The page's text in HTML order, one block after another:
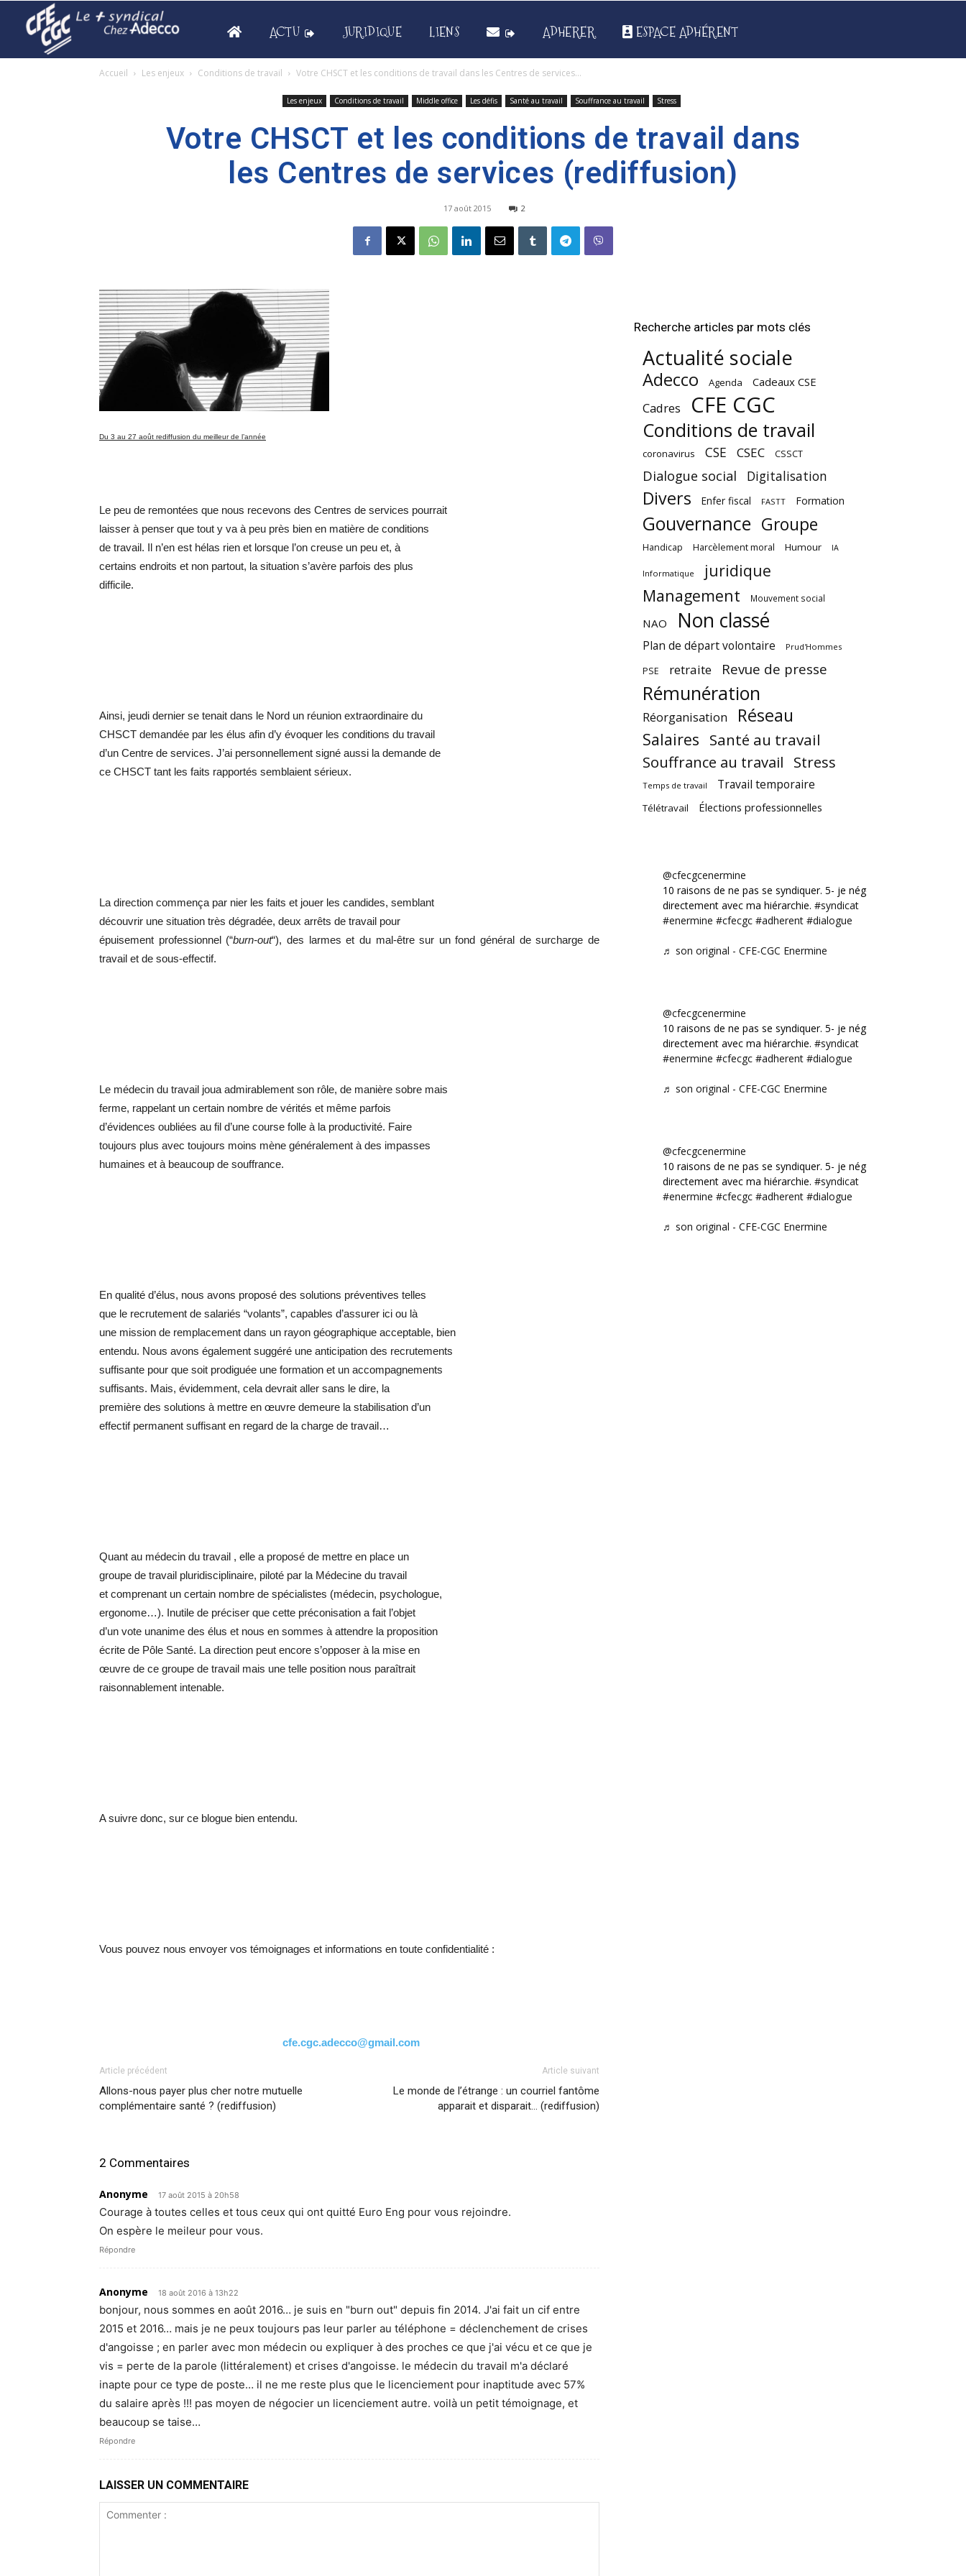
ACTU JURIDIQUE LIENS ADHERER ESPACE ADHÉRENT
Accueil Les enjeux Conditions de travail Votre CHSCT et les conditions de travail dans les Centres de services...
Les enjeux Conditions de travail Middle office Les défis Santé au travail Souffrance au travail Stress
Votre CHSCT et les conditions de travail dans
les Centres de services (rediffusion)
17 août 2015 2
Du 3 au 27 août rediffusion du meilleur de l’année
Le peu de remontées que nous recevons des Centres de services pourrait
laisser à penser que tout y va à peu près bien en matière de conditions
de travail. Il n’en est hélas rien et lorsque l’on creuse un peu et, à
certains endroits et non partout, la situation s’avère parfois des plus
difficile.
Ainsi, jeudi dernier se tenait dans le Nord un réunion extraordinaire du
CHSCT demandée par les élus afin d’y évoquer les conditions du travail
d’un Centre de services. J’ai personnellement signé aussi la demande de
ce CHSCT tant les faits rapportés semblaient sérieux.
La direction commença par nier les faits et jouer les candides, semblant
découvrir une situation très dégradée, deux arrêts de travail pour
épuisement professionnel (“burn-out“), des larmes et du mal-être sur un fond général de surcharge de
travail et de sous-effectif.
Le médecin du travail joua admirablement son rôle, de manière sobre mais
ferme, rappelant un certain nombre de vérités et même parfois
d’évidences oubliées au fil d’une course folle à la productivité. Faire
toujours plus avec toujours moins mène généralement à des impasses
humaines et à beaucoup de souffrance.
En qualité d’élus, nous avons proposé des solutions préventives telles
que le recrutement de salariés “volants”, capables d’assurer ici ou là
une mission de remplacement dans un rayon géographique acceptable, bien
entendu. Nous avons également suggéré une anticipation des recrutements
suffisante pour que soit prodiguée une formation et un accompagnements
suffisants. Mais, évidemment, cela devrait aller sans le dire, la
première des solutions à mettre en œuvre demeure la stabilisation d’un
effectif permanent suffisant en regard de la charge de travail…
Quant au médecin du travail , elle a proposé de mettre en place un
groupe de travail pluridisciplinaire, piloté par la Médecine du travail
et comprenant un certain nombre de spécialistes (médecin, psychologue,
ergonome…). Inutile de préciser que cette préconisation a fait l’objet
d’un vote unanime des élus et nous en sommes à attendre la proposition
écrite de Pôle Santé. La direction peut encore s’opposer à la mise en
œuvre de ce groupe de travail mais une telle position nous paraîtrait
raisonnablement intenable.
A suivre donc, sur ce blogue bien entendu.
Vous pouvez nous envoyer vos témoignages et informations en toute confidentialité :
cfe.cgc.adecco@gmail.com
Article précédent
Allons-nous payer plus cher notre mutuelle
complémentaire santé ? (rediffusion)
Article suivant
Le monde de l’étrange : un courriel fantôme
apparait et disparait… (rediffusion)
2 Commentaires
Anonyme 17 août 2015 à 20h58
Courage à toutes celles et tous ceux qui ont quitté Euro Eng pour vous rejoindre.
On espère le meileur pour vous.
Répondre
Anonyme 18 août 2016 à 13h22
bonjour, nous sommes en août 2016… je suis en "burn out" depuis fin 2014. J'ai fait un cif entre
2015 et 2016… mais je ne peux toujours pas leur parler au téléphone = déclenchement de crises
d'angoisse ; en parler avec mon médecin ou expliquer à des proches ce que j'ai vécu et ce que je
vis = perte de la parole (littéralement) et crises d'angoisse. le médecin du travail m'a déclaré
inapte pour ce type de poste… il ne me reste plus que le licenciement pour inaptitude avec 57%
du salaire après !!! pas moyen de négocier un licenciement autre. voilà un petit témoignage, et
beaucoup se taise…
Répondre
LAISSER UN COMMENTAIRE
Recherche articles par mots clés
Actualité sociale
Adecco Agenda Cadeaux CSE
Cadres CFE CGC
Conditions de travail
coronavirus CSE CSEC CSSCT
Dialogue social Digitalisation
Divers Enfer fiscal FASTT Formation
Gouvernance Groupe
Handicap Harcèlement moral Humour IA
Informatique
juridique
Management
Mouvement social
NAO Non classé
Plan de départ volontaire Prud'Hommes
PSE retraite Revue de presse
Rémunération
Réorganisation Réseau
Salaires Santé au travail
Souffrance au travail Stress
Temps de travail Travail temporaire
Télétravail Élections professionnelles
@cfecgcenermine
10 raisons de ne pas se syndiquer. 5- je négocie
directement avec ma hiérarchie. #syndicat
#enermine #cfecgc #adherent #dialogue
♬ son original - CFE-CGC Enermine
@cfecgcenermine
10 raisons de ne pas se syndiquer. 5- je négocie
directement avec ma hiérarchie. #syndicat
#enermine #cfecgc #adherent #dialogue
♬ son original - CFE-CGC Enermine
@cfecgcenermine
10 raisons de ne pas se syndiquer. 5- je négocie
directement avec ma hiérarchie. #syndicat
#enermine #cfecgc #adherent #dialogue
♬ son original - CFE-CGC Enermine